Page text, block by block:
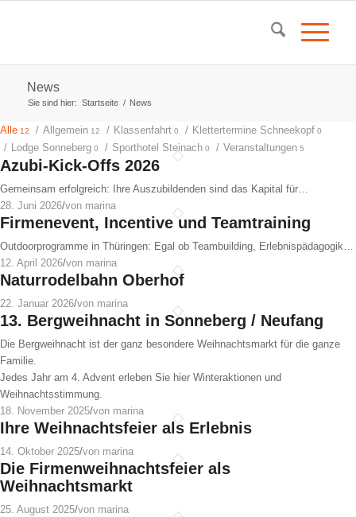
News
Sie sind hier: Startseite / News
Alle 12 / Allgemein 12 / Klassenfahrt 0 / Klettertermine Schneekopf 0
/ Lodge Sonneberg 0 / Sporthotel Steinach 0 / Veranstaltungen 5
Azubi-Kick-Offs 2026
Gemeinsam erfolgreich: Ihre Auszubildenden sind das Kapital für…
28. Juni 2026/von marina
Firmenevent, Incentive und Teamtraining
Outdoorprogramme in Thüringen: Egal ob Teambuilding, Erlebnispädagogik…
12. April 2026/von marina
Naturrodelbahn Oberhof
22. Januar 2026/von marina
13. Bergweihnacht in Sonneberg / Neufang
Die Bergweihnacht ist der ganz besondere Weihnachtsmarkt für die ganze
Familie.
Jedes Jahr am 4. Advent erleben Sie hier Winteraktionen und
Weihnachtsstimmung.
18. November 2025/von marina
Ihre Weihnachtsfeier als Erlebnis
14. Oktober 2025/von marina
Die Firmenweihnachtsfeier als
Weihnachtsmarkt
25. August 2025/von marina